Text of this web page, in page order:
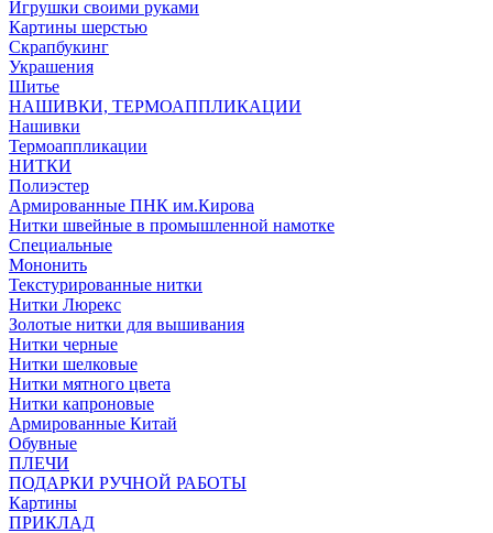
Игрушки своими руками
Картины шерстью
Скрапбукинг
Украшения
Шитье
НАШИВКИ, ТЕРМОАППЛИКАЦИИ
Нашивки
Термоаппликации
НИТКИ
Полиэстер
Армированные ПНК им.Кирова
Нитки швейные в промышленной намотке
Специальные
Мононить
Текстурированные нитки
Нитки Люрекс
Золотые нитки для вышивания
Нитки черные
Нитки шелковые
Нитки мятного цвета
Нитки капроновые
Армированные Китай
Обувные
ПЛЕЧИ
ПОДАРКИ РУЧНОЙ РАБОТЫ
Картины
ПРИКЛАД